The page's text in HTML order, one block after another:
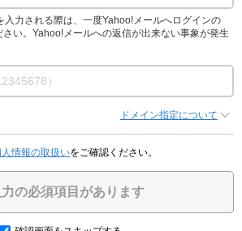
力される際は、一度Yahoo!メールへログインの
さい。Yahoo!メールへの返信が出来ない事象が発生
ドメイン指定について
情報の取扱いをご確認ください。
の必須項目があります